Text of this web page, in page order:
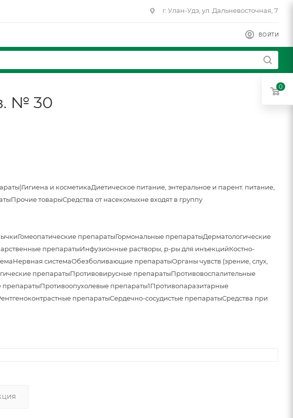
г. Улан-Удэ, ул. Дальневосточная, 7
ВОЙТИ
№ 30
Гигиена и косметикаДиетическое питание, энтеральное и парент. питание,
Прочие товарыСредства от насекомыхне входят в группу
Гомеопатические препаратыГормональные препаратыДерматологические
препаратыИнфузионные растворы, р-ры для инъекцийКостно-
Нервная системаОбезболивающие препаратыОрганы чувств (зрение, слух,
препаратыПротивовирусные препаратыПротивовоспалительные
препаратыПротивоопухолевые препараты1Противопаразитарные
препаратыСердечно-сосудистые препаратыСредства при
0